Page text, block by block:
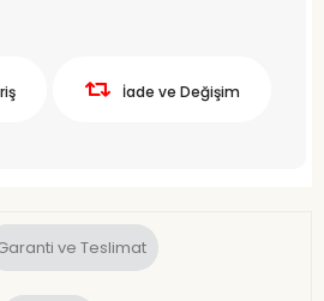
İade ve Değişim
ve Teslimat